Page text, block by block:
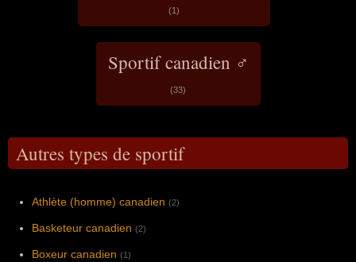
(1)
Sportif canadien ♂
(33)
Autres types de sportif
Athlète (homme) canadien (2)
Basketeur canadien (2)
Boxeur canadien (1)